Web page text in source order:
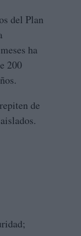
del Plan
ha
200
de